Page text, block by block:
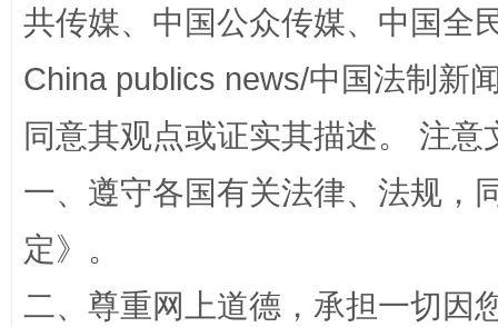
阿坝州三大球赛在茂县开幕 规模
共传媒、中国公众传媒、中国全
China publics news/中国法制新
同意其观点或证实其描述。 注
一、遵守各国有关法律、法规，
定》。
二、尊重网上道德，承担一切因